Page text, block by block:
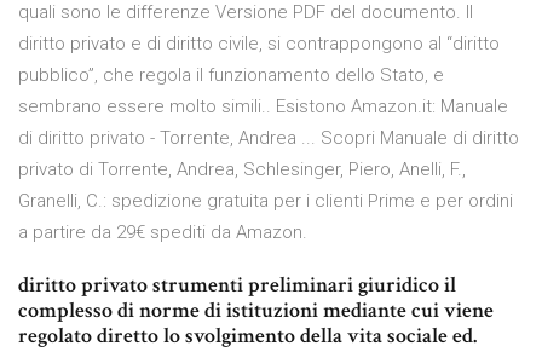
quali sono le differenze Versione PDF del documento. Il
diritto privato e di diritto civile, si contrappongono al “diritto
pubblico”, che regola il funzionamento dello Stato, e
sembrano essere molto simili.. Esistono Amazon.it: Manuale
di diritto privato - Torrente, Andrea ... Scopri Manuale di diritto
privato di Torrente, Andrea, Schlesinger, Piero, Anelli, F.,
Granelli, C.: spedizione gratuita per i clienti Prime e per ordini
a partire da 29€ spediti da Amazon.
diritto privato strumenti preliminari giuridico il
complesso di norme di istituzioni mediante cui viene
regolato diretto lo svolgimento della vita sociale ed.